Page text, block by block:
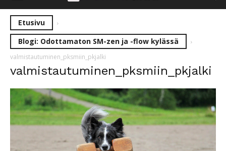
Etusivu
Blogi: Odottamaton SM-zen ja -flow kylässä
valmistautuminen_pksmiin_pkjalki
valmistautuminen_pksmiin_pkjalki